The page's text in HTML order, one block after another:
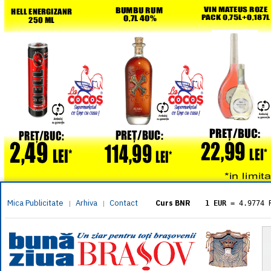
Mica Publicitate | Arhiva | Contact Curs BNR 1 EUR = 4.9774
= 5.8304
1 XAU= 464.4611
1 AED= 1.1933
1 AUD= 2.7957
1 BGN= 2.5449